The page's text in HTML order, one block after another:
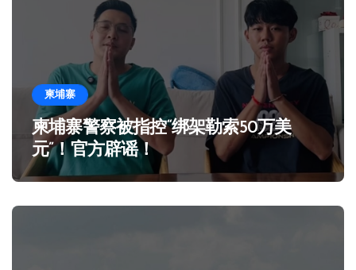
柬埔寨
柬埔寨警察被指控“绑架勒索50万美
元”！官方辟谣！